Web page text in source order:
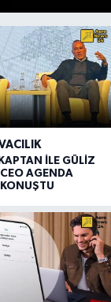
İLE GÜLİZ
AGENDA